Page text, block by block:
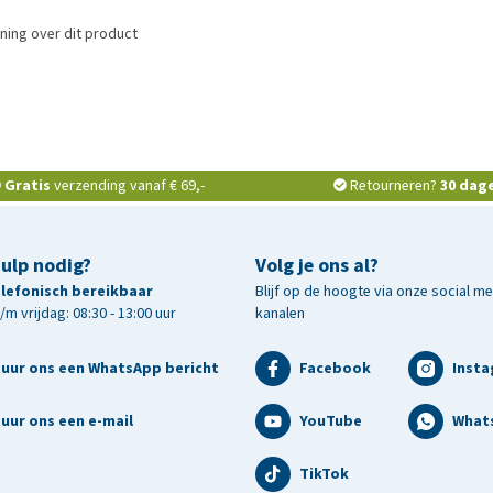
over dit product
Gratis verzending vanaf € 69,- Retourneren? 30
nodig?
bereikbaar
vrijdag: 08:30 - 13:00 uur
ons een WhatsApp bericht
ons een e-mail
Volg je ons al?
Blijf op de hoogte via onze social
kanalen
Facebook
YouTube
TikTok